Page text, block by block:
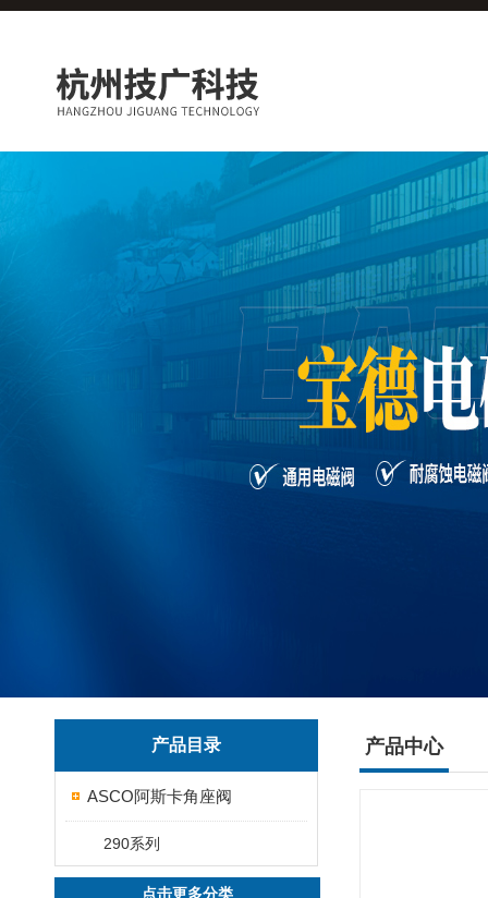
产品目录
ASCO阿斯卡角座阀
290系列
点击更多分类
产品中心